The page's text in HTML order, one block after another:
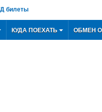
билеты
КУДА ПОЕХАТЬ ОБМЕН